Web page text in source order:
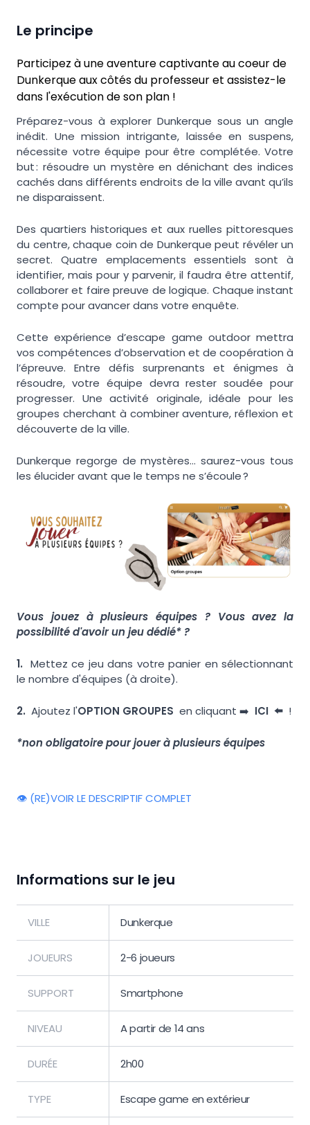
Le principe
Participez à une aventure captivante au coeur de
Dunkerque aux côtés du professeur et assistez-le
dans l'exécution de son plan !
Préparez-vous à explorer Dunkerque sous un angle
inédit. Une mission intrigante, laissée en suspens,
nécessite votre équipe pour être complétée. Votre
but : résoudre un mystère en dénichant des indices
cachés dans différents endroits de la ville avant qu’ils
ne disparaissent.
Des quartiers historiques et aux ruelles pittoresques
du centre, chaque coin de Dunkerque peut révéler un
secret. Quatre emplacements essentiels sont à
identifier, mais pour y parvenir, il faudra être attentif,
collaborer et faire preuve de logique. Chaque instant
compte pour avancer dans votre enquête.
Cette expérience d’escape game outdoor mettra
vos compétences d’observation et de coopération à
l’épreuve. Entre défis surprenants et énigmes à
résoudre, votre équipe devra rester soudée pour
progresser. Une activité originale, idéale pour les
groupes cherchant à combiner aventure, réflexion et
découverte de la ville.
Dunkerque regorge de mystères… saurez-vous tous
les élucider avant que le temps ne s’écoule ?
Vous jouez à plusieurs équipes ? Vous avez la
possibilité d'avoir un jeu dédié* ?
1. Mettez ce jeu dans votre panier en sélectionnant
le nombre d'équipes (à droite).
2. Ajoutez l'OPTION GROUPES en cliquant ➡️ ICI ⬅️ !
*non obligatoire pour jouer à plusieurs équipes
👁️ (RE)VOIR LE DESCRIPTIF COMPLET
Informations sur le jeu
VILLE Dunkerque
JOUEURS 2-6 joueurs
SUPPORT Smartphone
NIVEAU A partir de 14 ans
DURÉE 2h00
TYPE Escape game en extérieur